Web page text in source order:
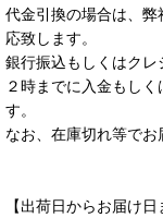
代金引換の場合は、
応致します。
銀行振込もしくはクレ
２時までに入金もし
す。
なお、在庫切れ等でお
【出荷日からお届け日